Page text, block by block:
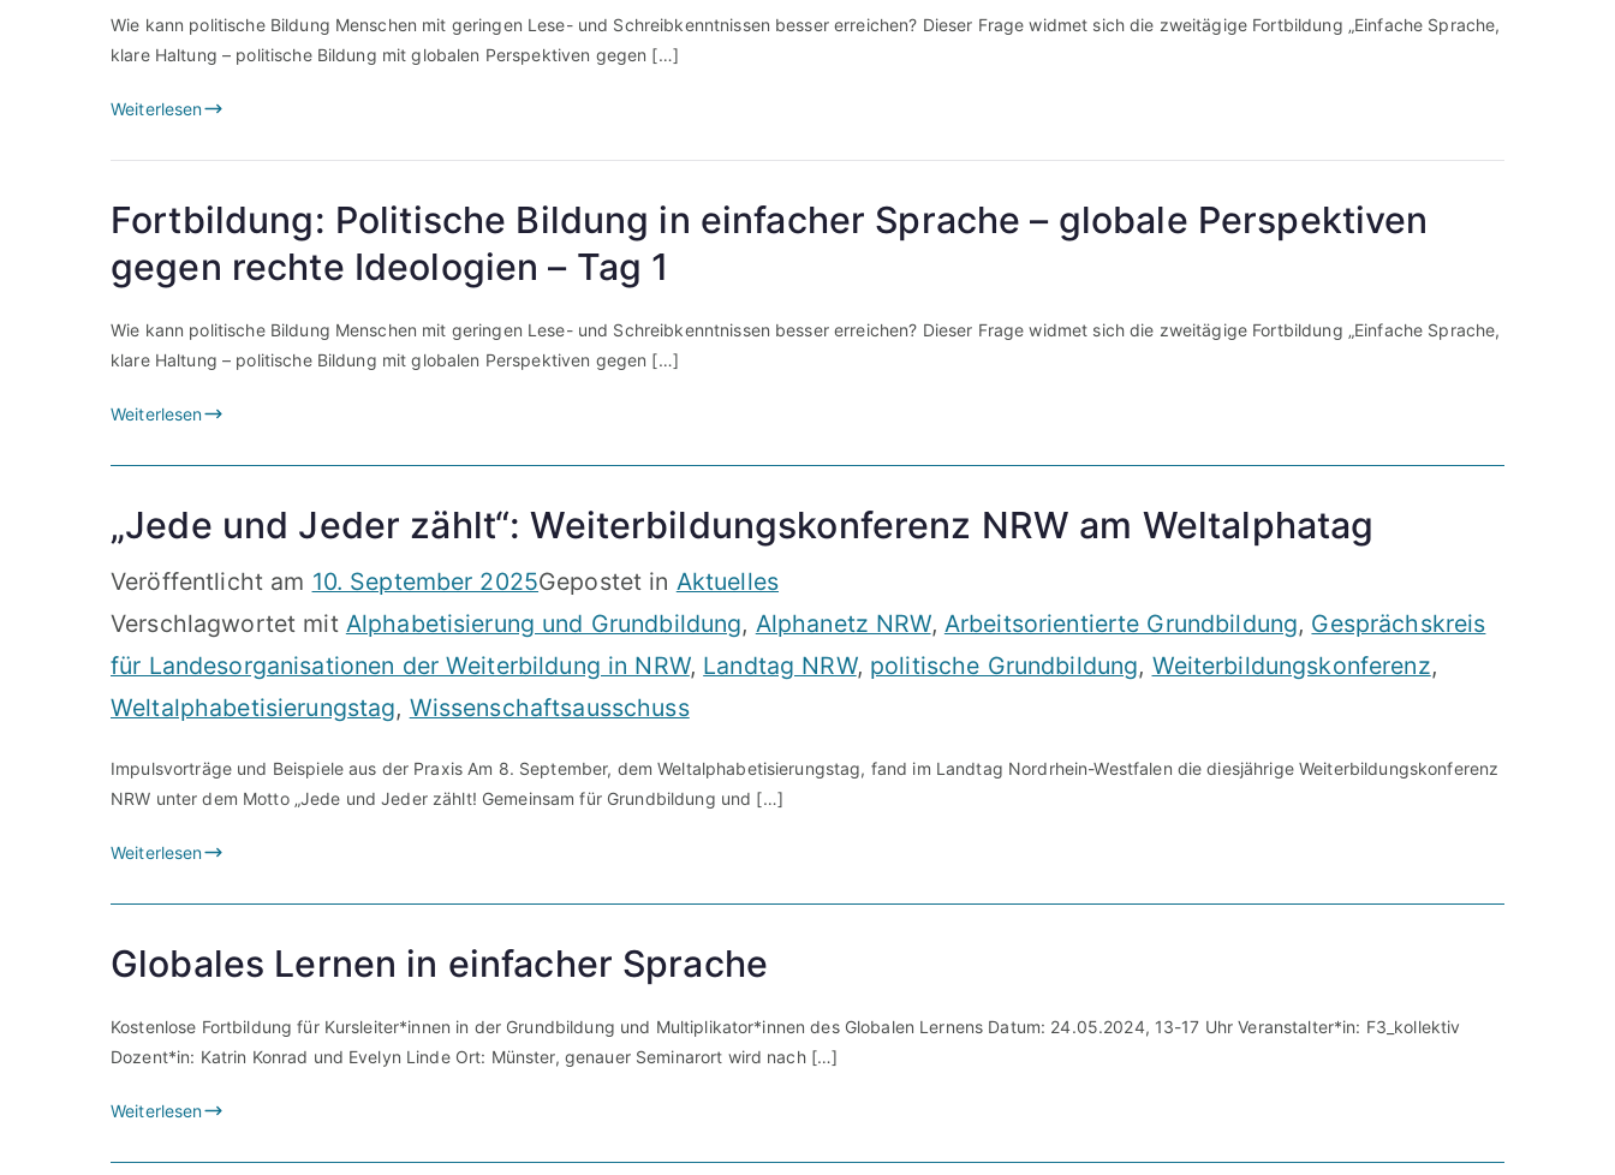
Wie kann politische Bildung Menschen mit geringen Lese- und Schreibkenntnissen besser erreichen? Dieser Frage widmet sich die zweitägige Fortbildung „Einfache Sprache,
klare Haltung – politische Bildung mit globalen Perspektiven gegen […]
Weiterlesen
Fortbildung: Politische Bildung in einfacher Sprache – globale Perspektiven
gegen rechte Ideologien – Tag 1
Wie kann politische Bildung Menschen mit geringen Lese- und Schreibkenntnissen besser erreichen? Dieser Frage widmet sich die zweitägige Fortbildung „Einfache Sprache,
klare Haltung – politische Bildung mit globalen Perspektiven gegen […]
Weiterlesen
„Jede und Jeder zählt“: Weiterbildungskonferenz NRW am Weltalphatag
Veröffentlicht am 10. September 2025Gepostet in Aktuelles
Verschlagwortet mit Alphabetisierung und Grundbildung, Alphanetz NRW, Arbeitsorientierte Grundbildung, Gesprächskreis
für Landesorganisationen der Weiterbildung in NRW, Landtag NRW, politische Grundbildung, Weiterbildungskonferenz,
Weltalphabetisierungstag, Wissenschaftsausschuss
Impulsvorträge und Beispiele aus der Praxis Am 8. September, dem Weltalphabetisierungstag, fand im Landtag Nordrhein-Westfalen die diesjährige Weiterbildungskonferenz
NRW unter dem Motto „Jede und Jeder zählt! Gemeinsam für Grundbildung und […]
Weiterlesen
Globales Lernen in einfacher Sprache
Kostenlose Fortbildung für Kursleiter*innen in der Grundbildung und Multiplikator*innen des Globalen Lernens Datum: 24.05.2024, 13-17 Uhr Veranstalter*in: F3_kollektiv
Dozent*in: Katrin Konrad und Evelyn Linde Ort: Münster, genauer Seminarort wird nach […]
Weiterlesen